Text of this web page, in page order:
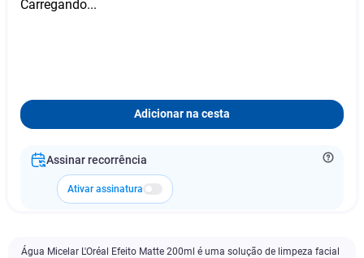
Carregando...
Adicionar na cesta
Assinar recorrência
Ativar assinatura
Água Micelar L'Oréal Efeito Matte 200ml é uma solução de limpeza facial